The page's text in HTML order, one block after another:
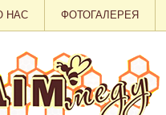
НАС ФОТОГАЛЕРЕЯ